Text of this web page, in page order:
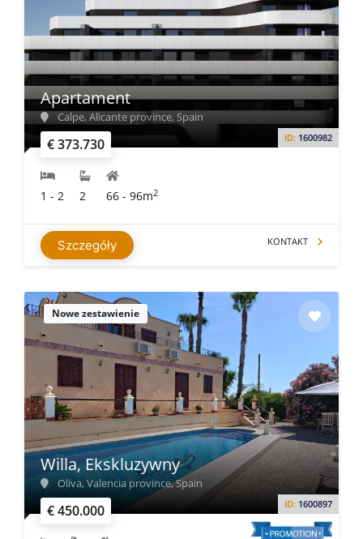
€ 373.730 ID: 1600982
Apartament
Calpe, Alicante province, Spain
1 - 2 2 66 - 96m2
Szczegóły KONTAKT
Nowe zestawienie
€ 450.000 ID: 1600897
Willa, Ekskluzywny
Oliva, Valencia province, Spain